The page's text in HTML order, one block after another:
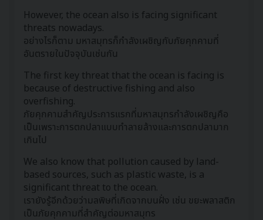
However, the ocean also is facing significant
threats nowadays.
อย่างไรก็ตาม มหาสมุทรก็กำลังเผชิญกับภัยคุกคามที่
อันตรายในปัจจุบันเช่นกัน
The first key threat that the ocean is facing is
because of destructive fishing and also
overfishing.
ภัยคุกคามสำคัญประการแรกที่มหาสมุทรกำลังเผชิญคือ
เป็นเพราะการตกปลาแบบทำลายล้างและการตกปลามาก
เกินไป
We also know that pollution caused by land-
based sources, such as plastic waste, is a
significant threat to the ocean.
เรายังรู้อีกด้วยว่ามลพิษที่เกิดจากบนฝั่ง เช่น ขยะพลาสติก
เป็นภัยคุกคามที่สำคัญต่อมหาสมุทร